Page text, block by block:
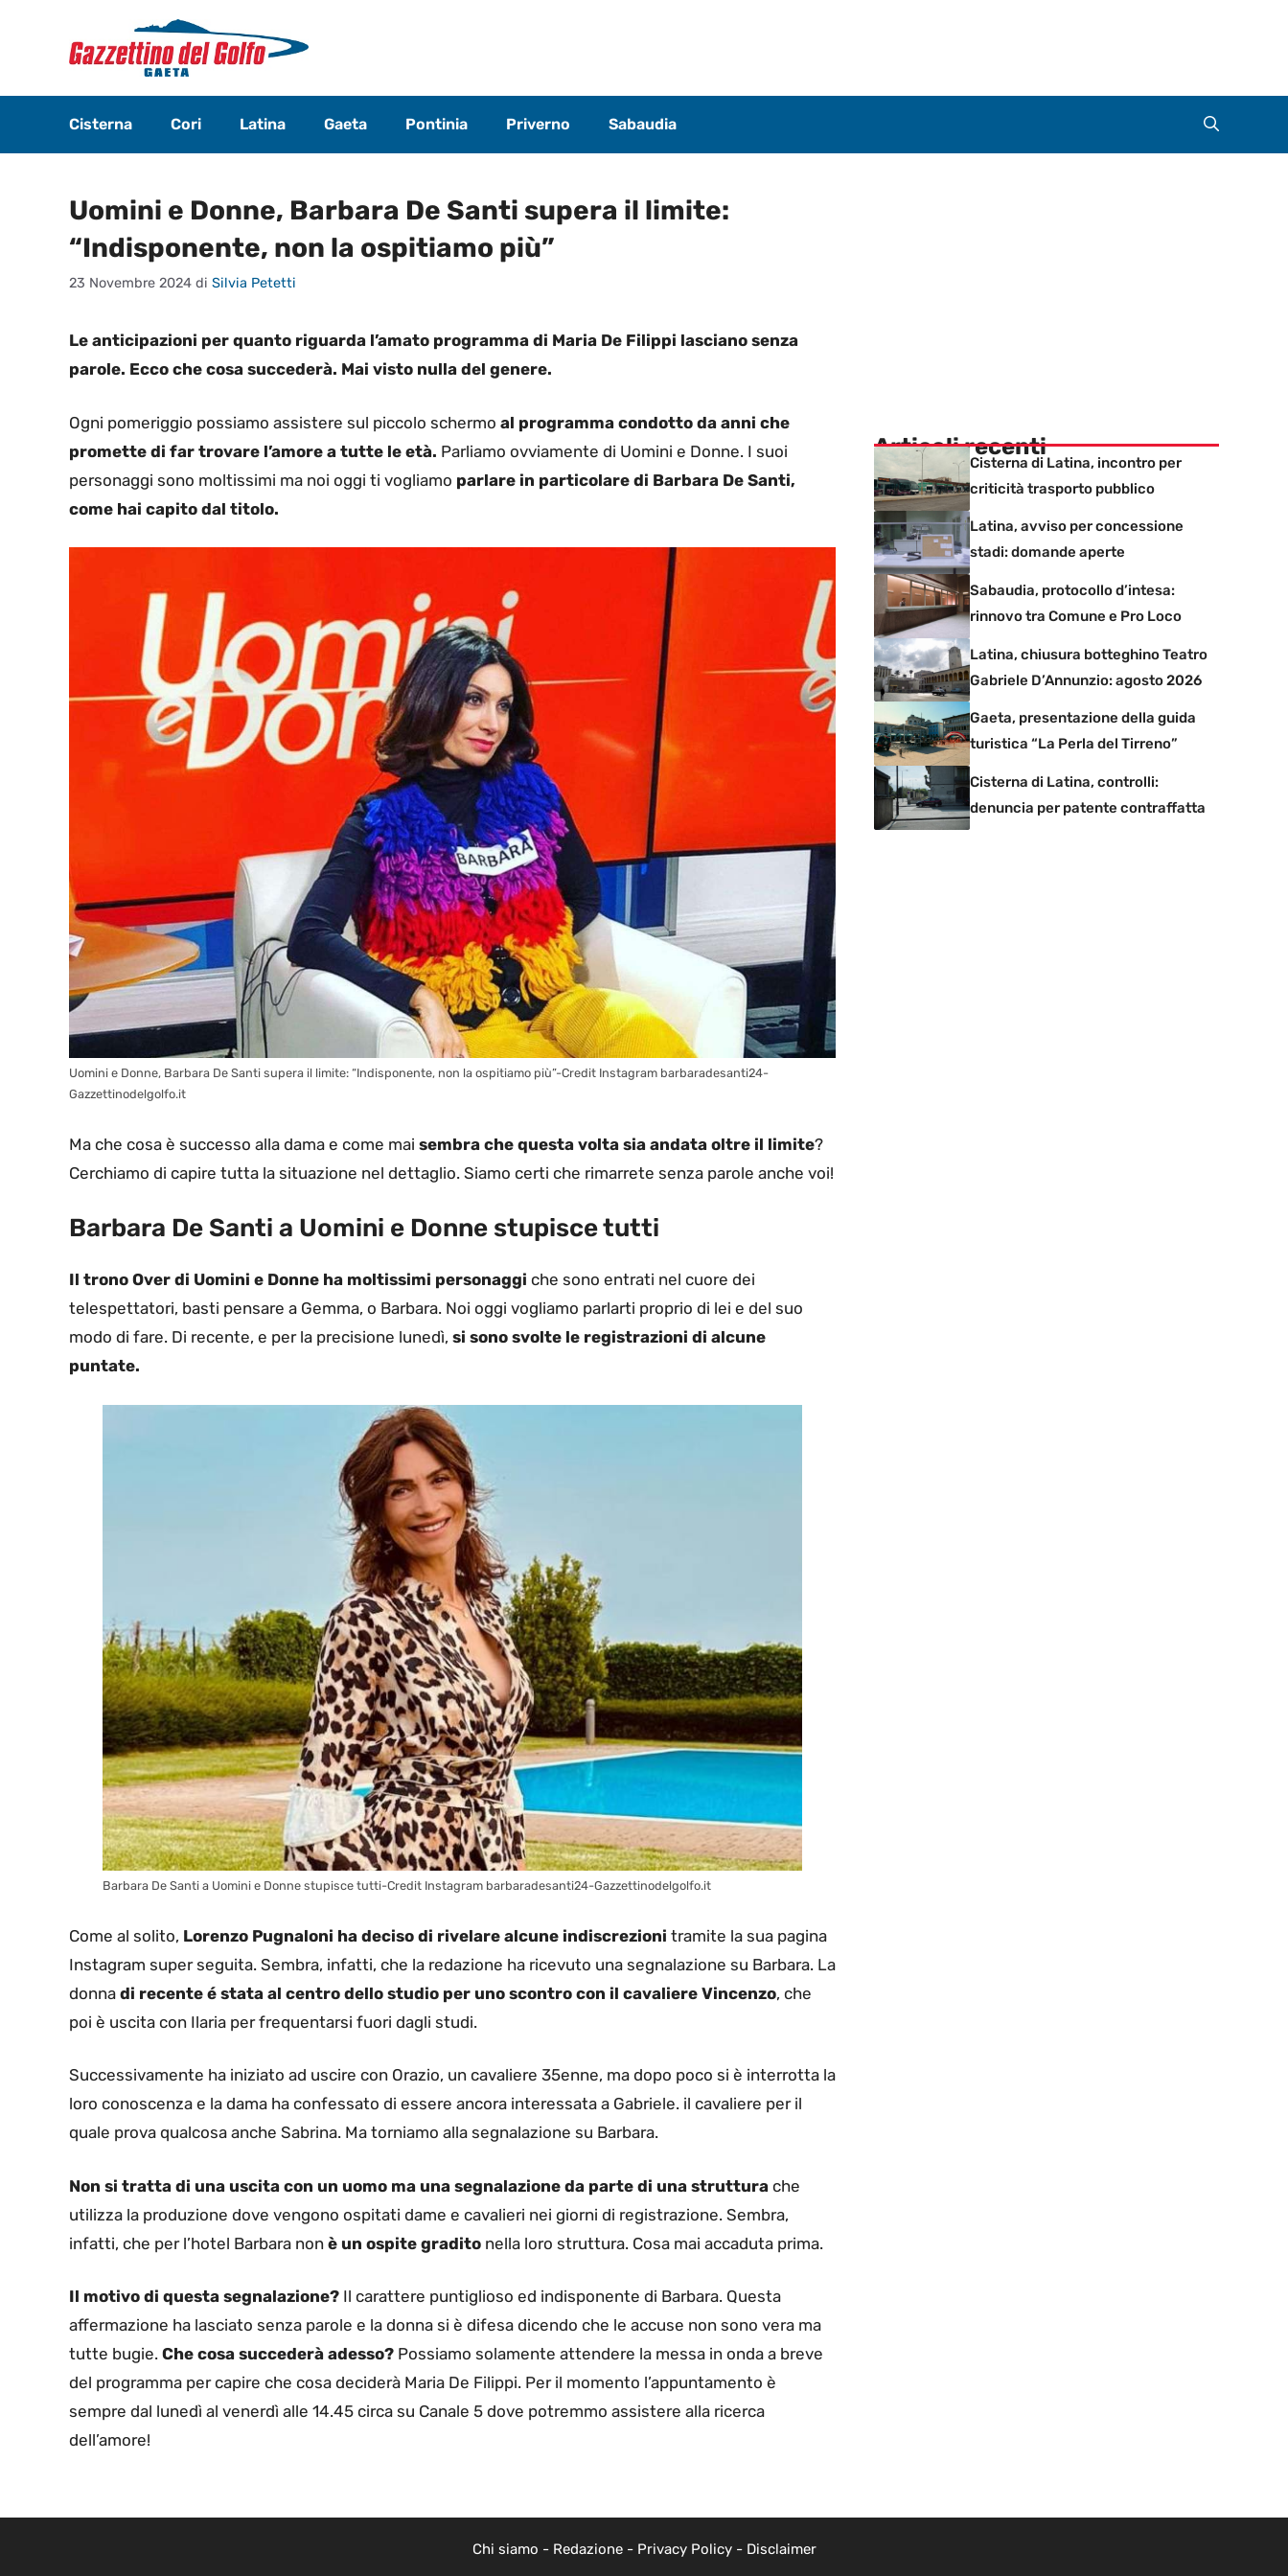
contenuto
Cisterna Cori Latina Gaeta Pontinia Priverno Sabaudia
Uomini e Donne, Barbara De Santi supera il limite:
“Indisponente, non la ospitiamo più”
23 Novembre 2024 di Silvia Petetti
Le anticipazioni per quanto riguarda l’amato programma di Maria De Filippi lasciano senza
parole. Ecco che cosa succederà. Mai visto nulla del genere.
Ogni pomeriggio possiamo assistere sul piccolo schermo al programma condotto da anni che
promette di far trovare l’amore a tutte le età. Parliamo ovviamente di Uomini e Donne. I suoi
personaggi sono moltissimi ma noi oggi ti vogliamo parlare in particolare di Barbara De Santi,
come hai capito dal titolo.
Uomini e Donne, Barbara De Santi supera il limite: “Indisponente, non la ospitiamo più”-Credit Instagram barbaradesanti24-
Gazzettinodelgolfo.it
Ma che cosa è successo alla dama e come mai sembra che questa volta sia andata oltre il limite?
Cerchiamo di capire tutta la situazione nel dettaglio. Siamo certi che rimarrete senza parole anche voi!
Barbara De Santi a Uomini e Donne stupisce tutti
Il trono Over di Uomini e Donne ha moltissimi personaggi che sono entrati nel cuore dei
telespettatori, basti pensare a Gemma, o Barbara. Noi oggi vogliamo parlarti proprio di lei e del suo
modo di fare. Di recente, e per la precisione lunedì, si sono svolte le registrazioni di alcune
puntate.
Barbara De Santi a Uomini e Donne stupisce tutti-Credit Instagram barbaradesanti24-Gazzettinodelgolfo.it
Come al solito, Lorenzo Pugnaloni ha deciso di rivelare alcune indiscrezioni tramite la sua pagina
Instagram super seguita. Sembra, infatti, che la redazione ha ricevuto una segnalazione su Barbara. La
donna di recente é stata al centro dello studio per uno scontro con il cavaliere Vincenzo, che
poi è uscita con Ilaria per frequentarsi fuori dagli studi.
Successivamente ha iniziato ad uscire con Orazio, un cavaliere 35enne, ma dopo poco si è interrotta la
loro conoscenza e la dama ha confessato di essere ancora interessata a Gabriele. il cavaliere per il
quale prova qualcosa anche Sabrina. Ma torniamo alla segnalazione su Barbara.
Non si tratta di una uscita con un uomo ma una segnalazione da parte di una struttura che
utilizza la produzione dove vengono ospitati dame e cavalieri nei giorni di registrazione. Sembra,
infatti, che per l’hotel Barbara non è un ospite gradito nella loro struttura. Cosa mai accaduta prima.
Il motivo di questa segnalazione? Il carattere puntiglioso ed indisponente di Barbara. Questa
affermazione ha lasciato senza parole e la donna si è difesa dicendo che le accuse non sono vera ma
tutte bugie. Che cosa succederà adesso? Possiamo solamente attendere la messa in onda a breve
del programma per capire che cosa deciderà Maria De Filippi. Per il momento l’appuntamento è
sempre dal lunedì al venerdì alle 14.45 circa su Canale 5 dove potremmo assistere alla ricerca
dell’amore!
Articoli recenti
Cisterna di Latina, incontro per
criticità trasporto pubblico
Latina, avviso per concessione
stadi: domande aperte
Sabaudia, protocollo d’intesa:
rinnovo tra Comune e Pro Loco
Latina, chiusura botteghino Teatro
Gabriele D’Annunzio: agosto 2026
Gaeta, presentazione della guida
turistica “La Perla del Tirreno”
Cisterna di Latina, controlli:
denuncia per patente contraffatta
Chi siamo - Redazione- Privacy Policy- Disclaimer